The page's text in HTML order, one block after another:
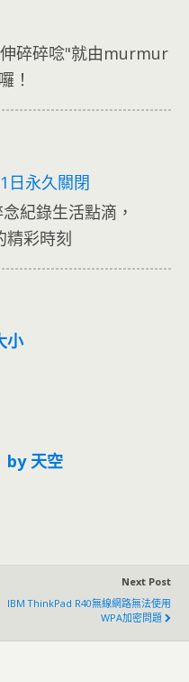
碎碎唸"就由murmur
！
日永久關閉
紀錄生活點滴，
精彩時刻
小
by 天空
Next Post
IBM ThinkPad R40無線網路無法使用
WPA加密問題